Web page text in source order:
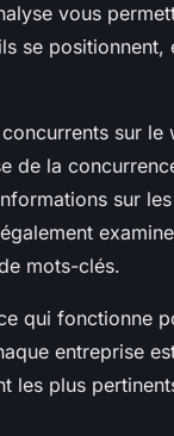
vous
se positionnent,
sur le
de la
sur
mots-clés.
qui fonctionne
entreprise
les plus